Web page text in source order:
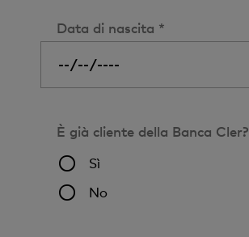
Data di nascita *
È già cliente della Banca Cler?
Sì
No